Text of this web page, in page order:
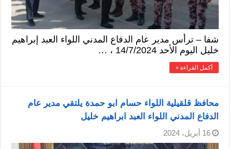
شفا – ترأس مدير عام الدفاع المدني اللواء العبد إبراهيم
خليل اليوم الأحد 14/7/2024 ، …
أكمل القراءة »
محافظ قلقيلية اللواء حسام ابو حمدة يلتقي مدير عام
الدفاع المدني اللواء العبد ابراهيم خليل
16 أبريل، 2024